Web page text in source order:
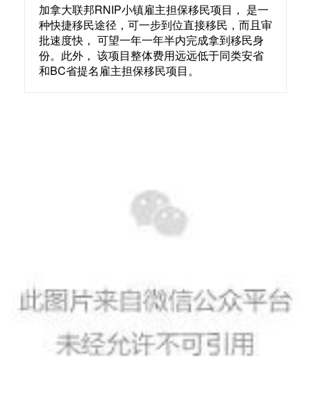
加拿大联邦RNIP小镇雇主担保移民项目， 是一
种快捷移民途径，可一步到位直接移民，而且审
批速度快， 可望一年一年半内完成拿到移民身
份。此外， 该项目整体费用远远低于同类安省
和BC省提名雇主担保移民项目。